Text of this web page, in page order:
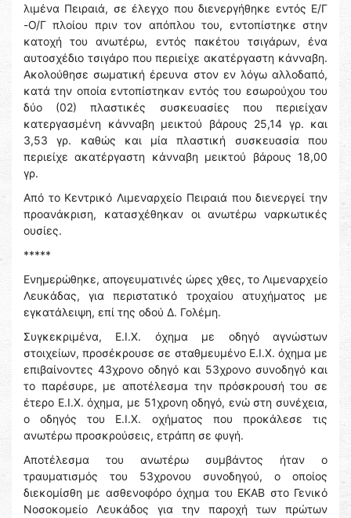
λιμένα Πειραιά, σε έλεγχο που διενεργήθηκε εντός Ε/Γ
-Ο/Γ πλοίου πριν τον απόπλου του, εντοπίστηκε στην
κατοχή του ανωτέρω, εντός πακέτου τσιγάρων, ένα
αυτοσχέδιο τσιγάρο που περιείχε ακατέργαστη κάνναβη.
Ακολούθησε σωματική έρευνα στον εν λόγω αλλοδαπό,
κατά την οποία εντοπίστηκαν εντός του εσωρούχου του
δύο (02) πλαστικές συσκευασίες που περιείχαν
κατεργασμένη κάνναβη μεικτού βάρους 25,14 γρ. και
3,53 γρ. καθώς και μία πλαστική συσκευασία που
περιείχε ακατέργαστη κάνναβη μεικτού βάρους 18,00
γρ.
Από το Κεντρικό Λιμεναρχείο Πειραιά που διενεργεί την
προανάκριση, κατασχέθηκαν οι ανωτέρω ναρκωτικές
ουσίες.
*****
Ενημερώθηκε, απογευματινές ώρες χθες, το Λιμεναρχείο
Λευκάδας, για περιστατικό τροχαίου ατυχήματος με
εγκατάλειψη, επί της οδού Δ. Γολέμη.
Συγκεκριμένα, Ε.Ι.Χ. όχημα με οδηγό αγνώστων
στοιχείων, προσέκρουσε σε σταθμευμένο Ε.Ι.Χ. όχημα με
επιβαίνοντες 43χρονο οδηγό και 53χρονο συνοδηγό και
το παρέσυρε, με αποτέλεσμα την πρόσκρουσή του σε
έτερο Ε.Ι.Χ. όχημα, με 51χρονη οδηγό, ενώ στη συνέχεια,
ο οδηγός του Ε.Ι.Χ. οχήματος που προκάλεσε τις
ανωτέρω προσκρούσεις, ετράπη σε φυγή.
Αποτέλεσμα του ανωτέρω συμβάντος ήταν ο
τραυματισμός του 53χρονου συνοδηγού, ο οποίος
διεκομίσθη με ασθενοφόρο όχημα του ΕΚΑΒ στο Γενικό
Νοσοκομείο Λευκάδος για την παροχή των πρώτων